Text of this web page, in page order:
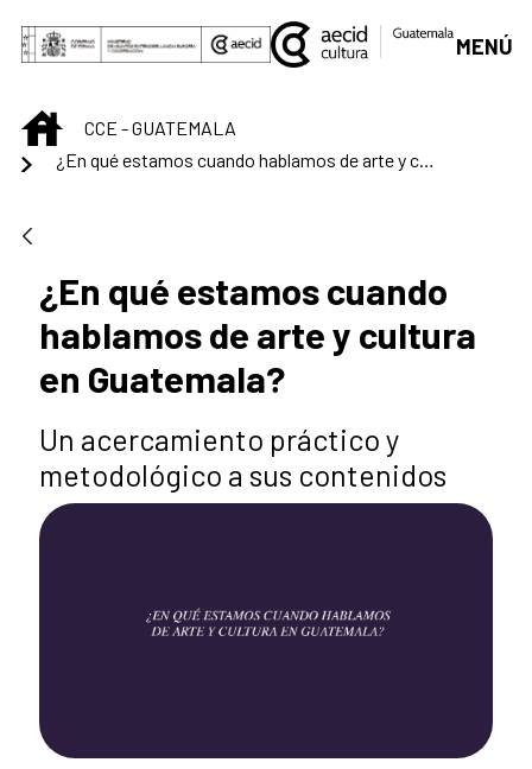
Saltar al contenido principal
MENÚ
INICIOCCE - GUATEMALA
¿En qué estamos cuando hablamos de arte y cultura en Guatemala?
¿En qué estamos cuando
hablamos de arte y cultura
en Guatemala?
Un acercamiento práctico y
metodológico a sus contenidos